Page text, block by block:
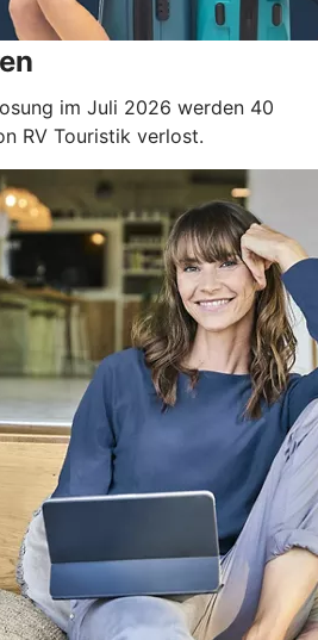
im Juli 2026 werden 40
RV Touristik verlost.